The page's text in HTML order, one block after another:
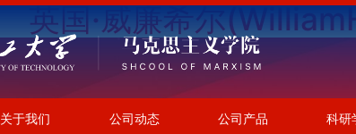
英国·威廉希尔
关于我们 公司动态 公司产品 科研